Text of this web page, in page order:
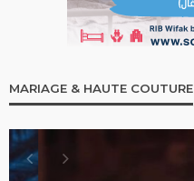
MARIAGE & HAUTE COUTURE